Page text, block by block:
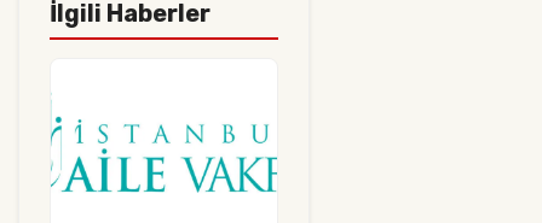
İlgili Haberler